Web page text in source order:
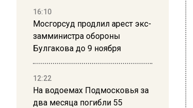
16:10
Мосгорсуд продлил арест экс-
замминистра обороны
Булгакова до 9 ноября
12:22
На водоемах Подмосковья за
два месяца погибли 55